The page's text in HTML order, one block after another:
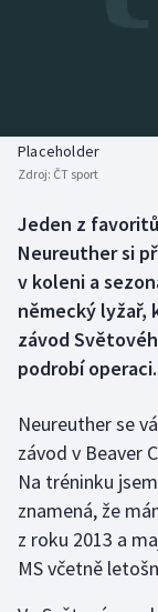
Biatlon
Box
Curling
Dostihy
Florbal
Futsal
Golf
Gymnastika
Aplikace ČT
Placeholder
Zdroj: ČT sport
Jeden z
Neureuther si
v koleni a
německý lyžař,
závod
podrobí operaci.
Neureuther se
závod v Beaver
Na tréninku
znamená, že
z roku 2013 a
MS včetně